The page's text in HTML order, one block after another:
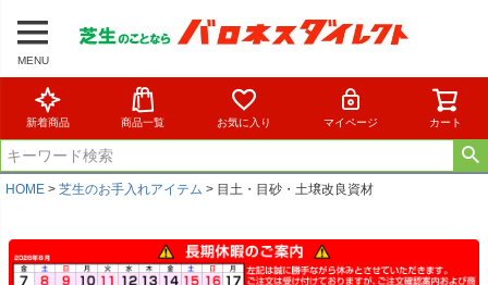
MENU
新着商品 商品一覧 お気に入り マイページ カート
HOME 芝生のお手入れアイテム 目土・目砂・土壌改良資材